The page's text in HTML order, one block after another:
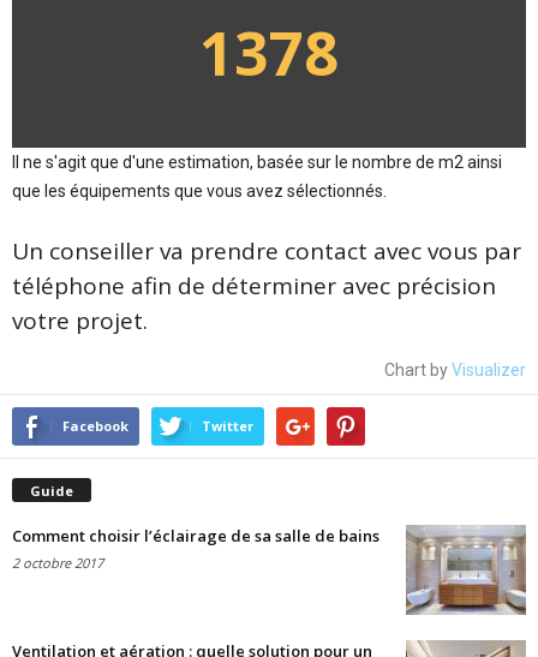
1378
Il ne s'agit que d'une estimation, basée sur le nombre de m2 ainsi
que les équipements que vous avez sélectionnés.
Un conseiller va prendre contact avec vous par
téléphone afin de déterminer avec précision
votre projet.
Chart byVisualizer
Facebook Twitter
Guide
Comment choisir l’éclairage de sa salle de bains
2 octobre 2017
Ventilation et aération : quelle solution pour un